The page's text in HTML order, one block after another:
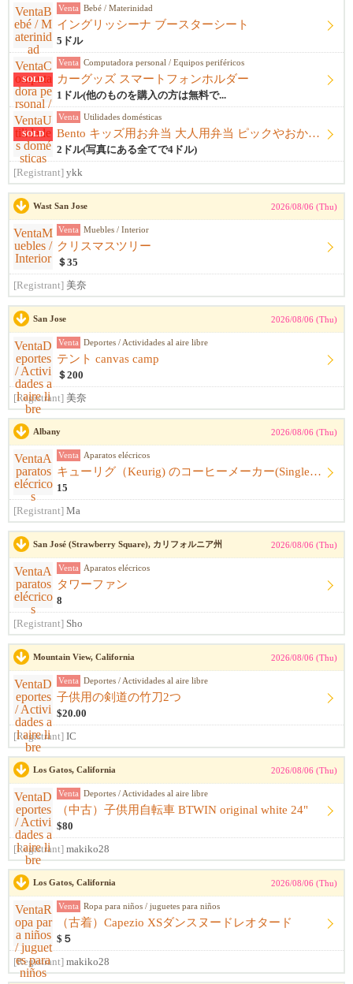
Venta Bebé / Materinidad
イングリッシーナ ブースターシート
5ドル
SOLD
Venta Computadora personal / Equipos periféricos
カーグッズ スマートフォンホルダー
1ドル(他のものを購入の方は無料で...
SOLD
Venta Utilidades domésticas
Bento キッズ用お弁当 大人用弁当 ピックやおかずカップ他
2ドル(写真にある全てで4ドル)
[Registrant] ykk
Wast San Jose 2026/08/06 (Thu)
Venta Muebles / Interior
クリスマスツリー
＄35
[Registrant] 美奈
San Jose 2026/08/06 (Thu)
Venta Deportes / Actividades al aire libre
テント canvas camp
＄200
[Registrant] 美奈
Albany 2026/08/06 (Thu)
Venta Aparatos elécricos
キューリグ（Keurig) のコーヒーメーカー(Single Serve Coffee) Maker
15
[Registrant] Ma
San José (Strawberry Square), カリフォルニア州 2026/08/06 (Thu)
Venta Aparatos elécricos
タワーファン
8
[Registrant] Sho
Mountain View, California 2026/08/06 (Thu)
Venta Deportes / Actividades al aire libre
子供用の剣道の竹刀2つ
$20.00
[Registrant] IC
Los Gatos, California 2026/08/06 (Thu)
Venta Deportes / Actividades al aire libre
（中古）子供用自転車 BTWIN original white 24"
$80
[Registrant] makiko28
Los Gatos, California 2026/08/06 (Thu)
Venta Ropa para niños / juguetes para niños
（古着）Capezio XSダンスヌードレオタード
$５
[Registrant] makiko28